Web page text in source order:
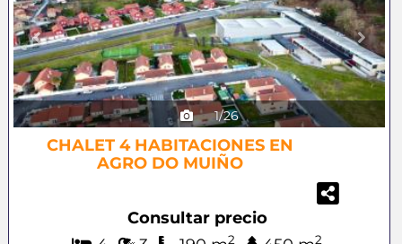
1/26
CHALET 4 HABITACIONES EN
AGRO DO MUIÑO
Consultar precio
2 2